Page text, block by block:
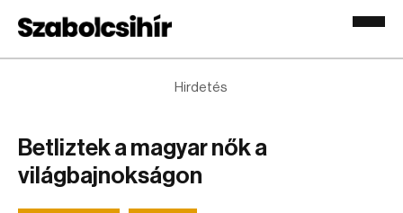
Hirdetés
Betliztek a magyar nők a
világbajnokságon